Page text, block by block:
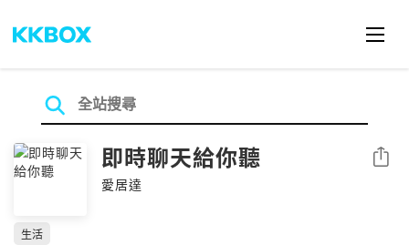
即時聊天給你聽
愛居達
分享
生活